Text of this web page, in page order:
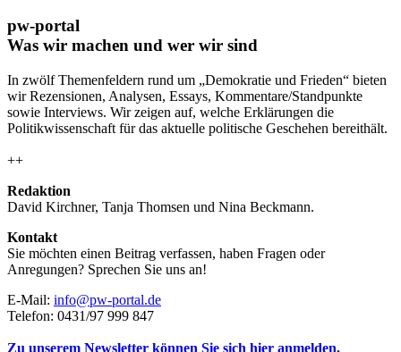
pw-portal
Was wir machen und wer wir sind
In zwölf Themenfeldern rund um „Demokratie und Frieden“ bieten
wir Rezensionen, Analysen, Essays, Kommentare/Standpunkte
sowie Interviews. Wir zeigen auf, welche Erklärungen die
Politikwissenschaft für das aktuelle politische Geschehen bereithält.
++
Redaktion
David Kirchner, Tanja Thomsen und Nina Beckmann.
Kontakt
Sie möchten einen Beitrag verfassen, haben Fragen oder
Anregungen? Sprechen Sie uns an!
E-Mail: info@pw-portal.de
Telefon: 0431/97 999 847
Zu unserem Newsletter können Sie sich hier anmelden.